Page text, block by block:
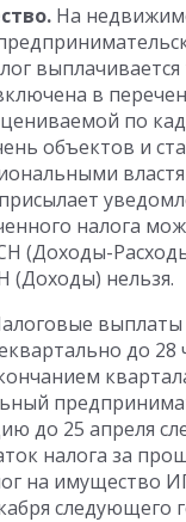
На
в
по
объектов и
налога
(Доходы-
(Доходы) нельзя.
до 28
до 25 апреля
налога за
на имущество
следующего